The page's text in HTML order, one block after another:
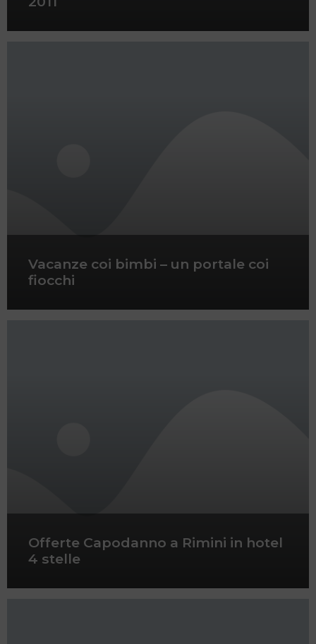
Vacanze coi bimbi – un portale coi
fiocchi
Offerte Capodanno a Rimini in hotel
4 stelle